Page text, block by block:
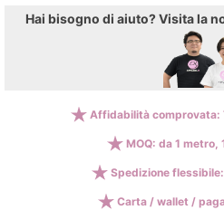
Hai bisogno di aiuto? Visita la
Affidabilità comprovata:
MOQ: da 1 metro,
Spedizione
Carta / wallet /